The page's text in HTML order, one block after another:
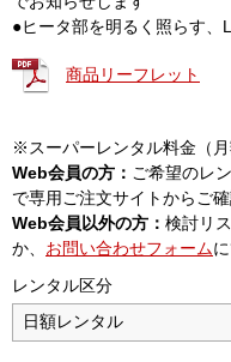
●ヒータ部を明るく照らす、
商品リーフレット
※スーパーレンタル料金（
Web会員の方： ご希望のレ
で専用ご注文サイトからご
Web会員以外の方： 検討リ
か、 お問い合わせフォーム
レンタル区分